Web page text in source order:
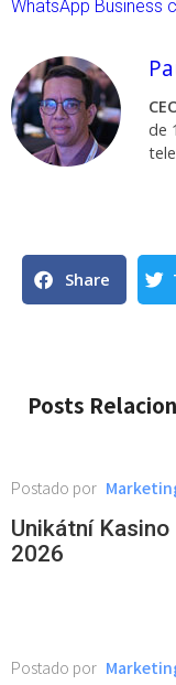
WhatsApp Business
de
Share
Posts
Unikátní
2026